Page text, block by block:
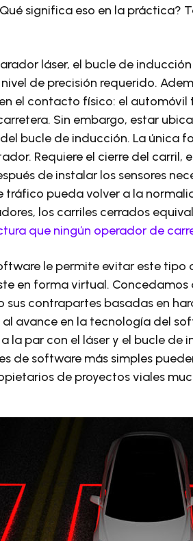
significa eso en la práctica?
láser, el bucle de
de precisión requerido.
el contacto físico: el
Sin embargo, estar
bucle de inducción. La única
Requiere el cierre del
de instalar los sensores
tráfico pueda volver a la
los carriles cerrados
que ningún operador de
le permite evitar este
en forma virtual.
sus contrapartes basadas en
avance en la tecnología del
la par con el láser y el bucle
de software más simples
de proyectos viales